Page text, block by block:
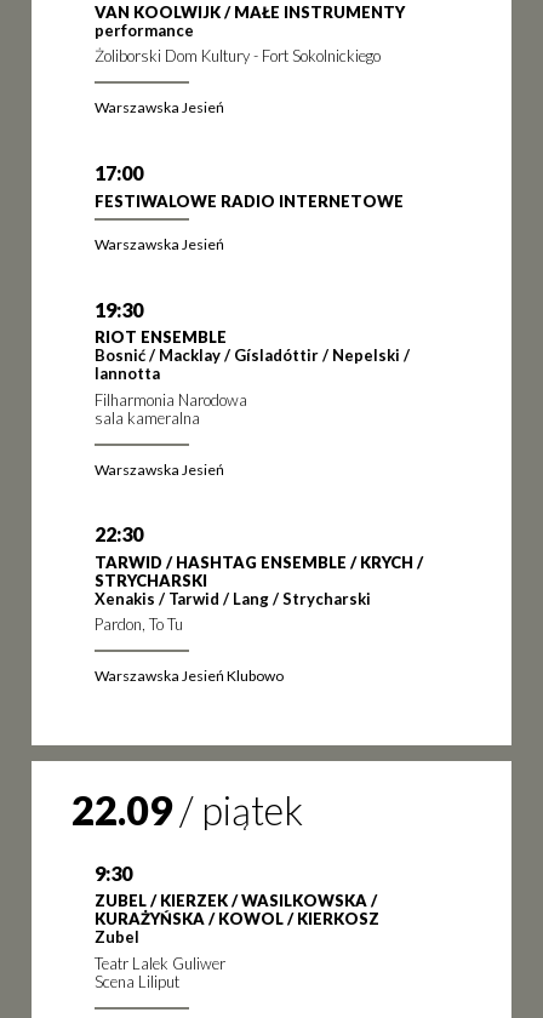
VAN KOOLWIJK / MAŁE INSTRUMENTY
performance
Żoliborski Dom Kultury - Fort Sokolnickiego
Warszawska Jesień
17:00
FESTIWALOWE RADIO INTERNETOWE
Warszawska Jesień
19:30
RIOT ENSEMBLE
Bosnić / Macklay / Gísladóttir / Nepelski /
Iannotta
Filharmonia Narodowa
sala kameralna
Warszawska Jesień
22:30
TARWID / HASHTAG ENSEMBLE / KRYCH /
STRYCHARSKI
Xenakis / Tarwid / Lang / Strycharski
Pardon, To Tu
Warszawska Jesień Klubowo
22.09/ piątek
9:30
ZUBEL / KIERZEK / WASILKOWSKA /
KURAŻYŃSKA / KOWOL / KIERKOSZ
Zubel
Teatr Lalek Guliwer
Scena Liliput